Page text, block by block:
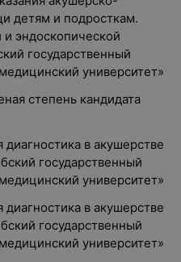
детям и подросткам.
эндоскопической
государственный
университет»
степень кандидата
диагностика в акушерстве
государственный
университет»
диагностика в акушерстве
государственный
университет»